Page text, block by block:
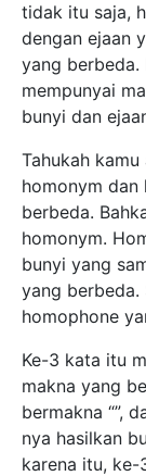
tidak itu saja,
dengan ejaan
yang berbeda.
mempunyai
bunyi dan
Tahukah
homonym dan
berbeda.
homonym.
bunyi yang
yang berbeda.
homophone
Ke-3 kata itu
makna yang
bermakna “”,
nya hasilkan
karena itu,